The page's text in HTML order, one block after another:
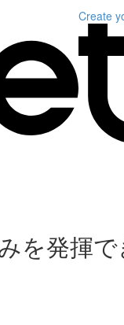
Create
発揮で